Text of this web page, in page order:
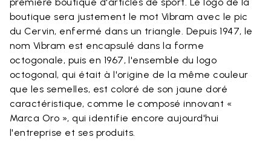
boutique sera justement le mot Vibram avec le pic
du Cervin, enfermé dans un triangle. Depuis 1947, le
nom Vibram est encapsulé dans la forme
octogonale, puis en 1967, l'ensemble du logo
octogonal, qui était à l'origine de la même couleur
que les semelles, est coloré de son jaune doré
caractéristique, comme le composé innovant «
Marca Oro », qui identifie encore aujourd'hui
l'entreprise et ses produits.